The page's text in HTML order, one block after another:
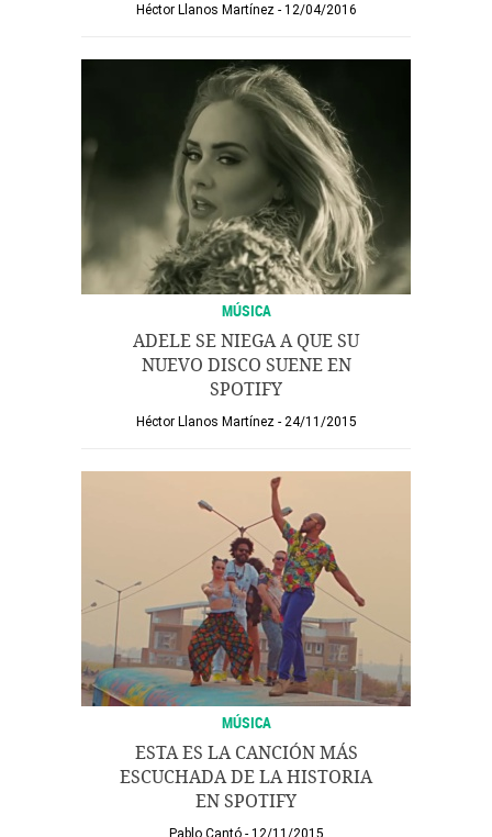
Héctor Llanos Martínez 12/04/2016
MÚSICA
ADELE SE NIEGA A QUE SU
NUEVO DISCO SUENE EN
SPOTIFY
Héctor Llanos Martínez 24/11/2015
MÚSICA
ESTA ES LA CANCIÓN MÁS
ESCUCHADA DE LA HISTORIA
EN SPOTIFY
Pablo Cantó 12/11/2015